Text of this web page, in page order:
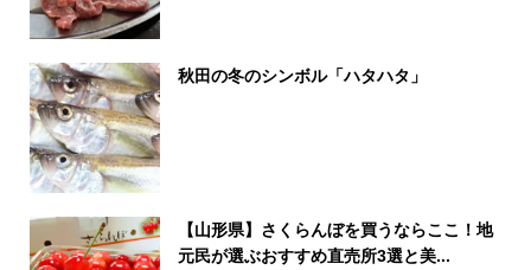
秋田の冬のシンボル「ハタハタ」
【山形県】さくらんぼを買うならここ！地
元民が選ぶおすすめ直売所3選と美...